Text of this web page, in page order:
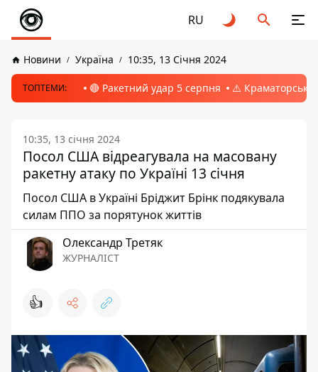
RU
Новини Україна 10:35, 13 Січня 2024
ТОПТЕМИ: 🔴 Ракетний удар 5 серпня ⚠️ Краматорськ,
10:35, 13 січня 2024
Посол США відреагувала на масовану
ракетну атаку по Україні 13 січня
Посол США в Україні Бріджит Брінк подякувала
силам ППО за порятунок життів
Олександр Третяк
ЖУРНАЛІСТ
👍